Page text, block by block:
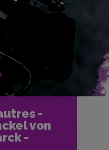
-
von
-
films
Henckel
critique